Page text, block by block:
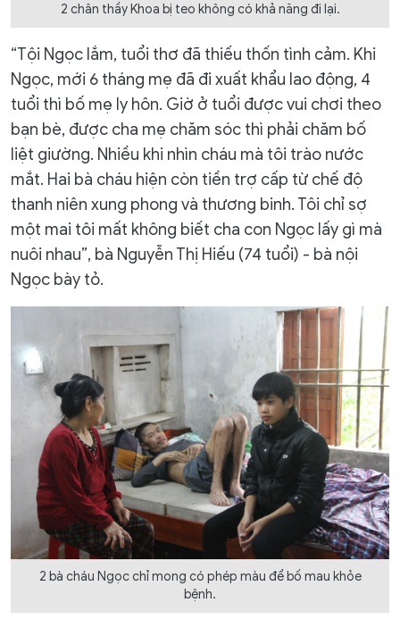
2 chân thầy Khoa bị teo không có khả năng đi lại.
“Tội Ngọc lắm, tuổi thơ đã thiếu thốn tình cảm. Khi
Ngọc, mới 6 tháng mẹ đã đi xuất khẩu lao động, 4
tuổi thì bố mẹ ly hôn. Giờ ở tuổi được vui chơi theo
bạn bè, được cha mẹ chăm sóc thì phải chăm bố
liệt giường. Nhiều khi nhìn cháu mà tôi trào nước
mắt. Hai bà cháu hiện còn tiền trợ cấp từ chế độ
thanh niên xung phong và thương binh. Tôi chỉ sợ
một mai tôi mất không biết cha con Ngọc lấy gì mà
nuôi nhau”, bà Nguyễn Thị Hiếu (74 tuổi) - bà nội
Ngọc bày tỏ.
2 bà cháu Ngọc chỉ mong có phép màu để bố mau khỏe
bệnh.